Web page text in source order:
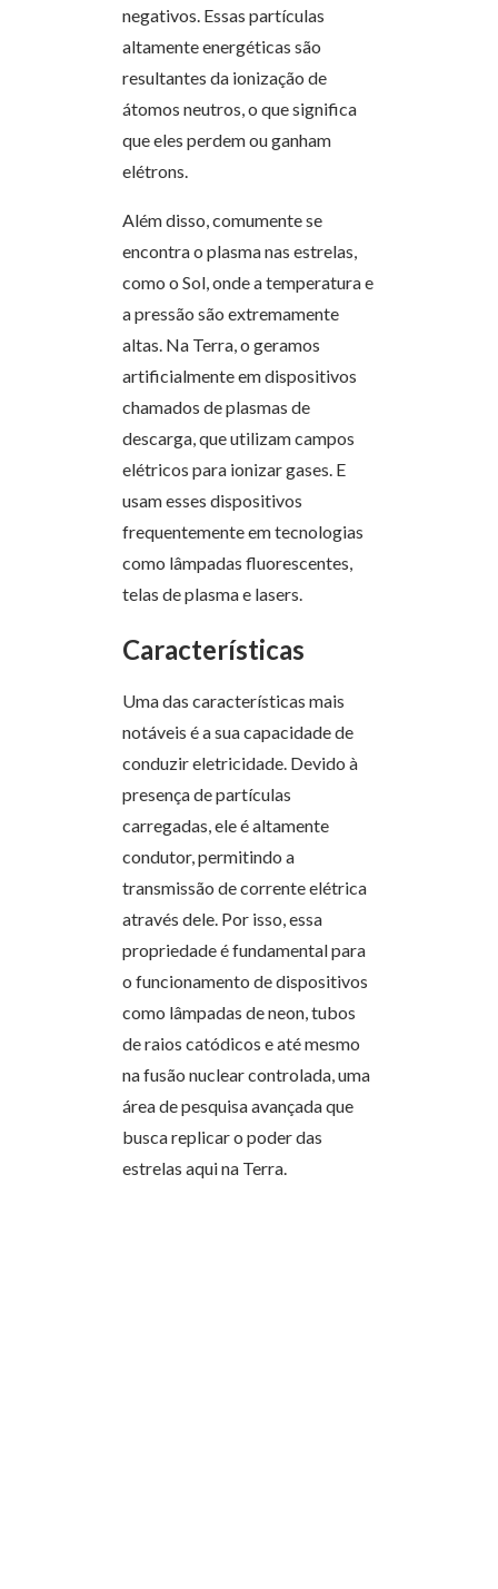
negativos. Essas partículas
altamente energéticas são
resultantes da ionização de
átomos neutros, o que significa
que eles perdem ou ganham
elétrons.
Além disso, comumente se
encontra o plasma nas estrelas,
como o Sol, onde a temperatura e
a pressão são extremamente
altas. Na Terra, o geramos
artificialmente em dispositivos
chamados de plasmas de
descarga, que utilizam campos
elétricos para ionizar gases. E
usam esses dispositivos
frequentemente em tecnologias
como lâmpadas fluorescentes,
telas de plasma e lasers.
Características
Uma das características mais
notáveis ​​é a sua capacidade de
conduzir eletricidade. Devido à
presença de partículas
carregadas, ele é altamente
condutor, permitindo a
transmissão de corrente elétrica
através dele. Por isso, essa
propriedade é fundamental para
o funcionamento de dispositivos
como lâmpadas de neon, tubos
de raios catódicos e até mesmo
na fusão nuclear controlada, uma
área de pesquisa avançada que
busca replicar o poder das
estrelas aqui na Terra.